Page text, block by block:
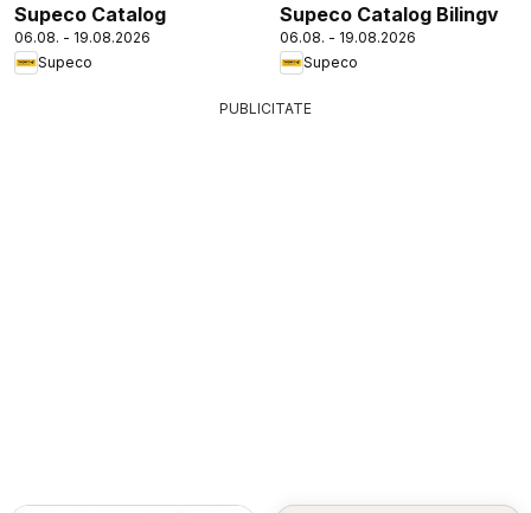
Supeco Catalog
06.08. - 19.08.2026
Supeco
Supeco Catalog Bilingv
06.08. - 19.08.2026
Supeco
PUBLICITATE